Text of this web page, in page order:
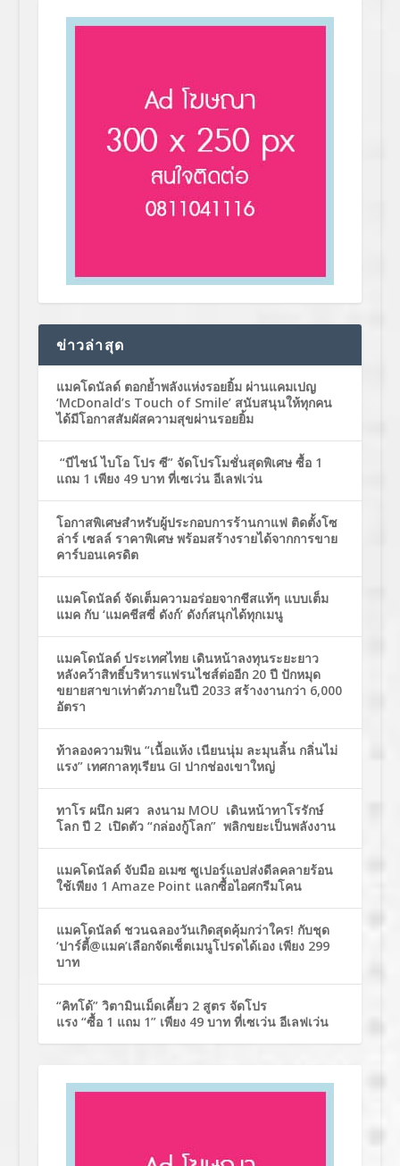
ข่าวล่าสุด
แมคโดนัลด์ ตอกย้ำพลังแห่งรอยยิ้ม ผ่านแคมเปญ
‘McDonald’s Touch of Smile’ สนับสนุนให้ทุกคน
ได้มีโอกาสสัมผัสความสุขผ่านรอยยิ้ม
“บีไชน์ ไบโอ โปร ซี” จัดโปรโมชั่นสุดพิเศษ ซื้อ 1
แถม 1 เพียง 49 บาท ที่เซเว่น อีเลฟเว่น
โอกาสพิเศษสำหรับผู้ประกอบการร้านกาแฟ ติดตั้งโซ
ล่าร์ เซลล์ ราคาพิเศษ พร้อมสร้างรายได้จากการขาย
คาร์บอนเครดิต
แมคโดนัลด์ จัดเต็มความอร่อยจากชีสแท้ๆ แบบเต็ม
แมค กับ ‘แมคชีสซี่ ดังก์’ ดังก์สนุกได้ทุกเมนู
แมคโดนัลด์ ประเทศไทย เดินหน้าลงทุนระยะยาว
หลังคว้าสิทธิ์บริหารแฟรนไชส์ต่ออีก 20 ปี ปักหมุด
ขยายสาขาเท่าตัวภายในปี 2033 สร้างงานกว่า 6,000
อัตรา
ท้าลองความฟิน “เนื้อแห้ง เนียนนุ่ม ละมุนลิ้น กลิ่นไม่
แรง” เทศกาลทุเรียน GI ปากช่องเขาใหญ่
ทาโร ผนึก มศว ลงนาม MOU เดินหน้าทาโรรักษ์
โลก ปี 2 เปิดตัว “กล่องกู้โลก” พลิกขยะเป็นพลังงาน
แมคโดนัลด์ จับมือ อเมซ ซูเปอร์แอปส่งดีลคลายร้อน
ใช้เพียง 1 Amaze Point แลกซื้อไอศกรีมโคน
แมคโดนัลด์ ชวนฉลองวันเกิดสุดคุ้มกว่าใคร! กับชุด
‘ปาร์ตี้@แมค’เลือกจัดเซ็ตเมนูโปรดได้เอง เพียง 299
บาท
“คิทโด้” วิตามินเม็ดเคี้ยว 2 สูตร จัดโปร
แรง “ซื้อ 1 แถม 1” เพียง 49 บาท ที่เซเว่น อีเลฟเว่น